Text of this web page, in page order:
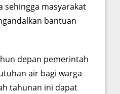
sehingga masyarakat
bantuan
depan pemerintah
air bagi warga
tahunan ini dapat